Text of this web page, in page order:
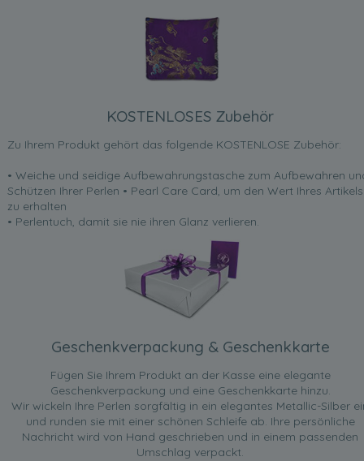
KOSTENLOSES Zubehör
Zu Ihrem Produkt gehört das folgende KOSTENLOSE Zubehör:
• Weiche und seidige Aufbewahrungstasche zum Aufbewahren
Schützen Ihrer Perlen • Pearl Care Card, um den Wert Ihres Artikels
zu erhalten
• Perlentuch, damit sie nie ihren Glanz verlieren.
Geschenkverpackung & Geschenkkarte
Fügen Sie Ihrem Produkt an der Kasse eine elegante
Geschenkverpackung und eine Geschenkkarte hinzu.
Wir wickeln Ihre Perlen sorgfältig in ein elegantes Metallic-Silber
und runden sie mit einer schönen Schleife ab. Ihre persönliche
Nachricht wird von Hand geschrieben und in einem passenden
Umschlag verpackt.